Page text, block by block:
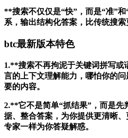
**搜索不仅仅是“快”，而是“准”
系，输出结构化答案，比传统搜索
btc最新版本特色
1.**搜索不再拘泥于关键词拼写或
言的上下文理解能力，哪怕你的
要的内容。
2.**它不是简单“抓结果”，而是先
据、整合答案，为你提供更清晰
专家一样为你答疑解惑。